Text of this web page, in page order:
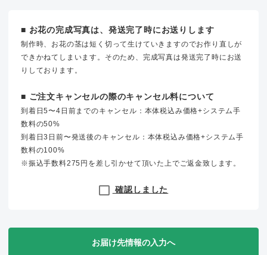
■ お花の完成写真は、発送完了時にお送りします
制作時、お花の茎は短く切って生けていきますのでお作り直しが
できかねてしまいます。そのため、完成写真は発送完了時にお送
りしております。
■ ご注文キャンセルの際のキャンセル料について
到着日5〜4日前までのキャンセル：本体税込み価格+システム手
数料の50%
到着日3日前〜発送後のキャンセル：本体税込み価格+システム手
数料の100%
※振込手数料275円を差し引かせて頂いた上でご返金致します。
確認しました
お届け先情報の入力へ